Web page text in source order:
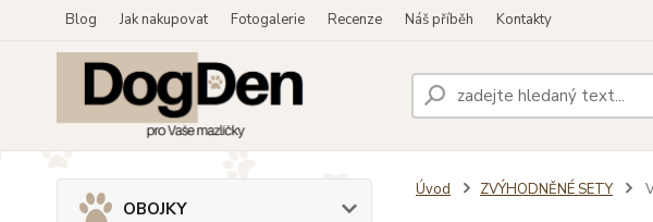
Blog Jak nakupovat Fotogalerie Recenze Náš příběh Kontakty
OBOJKY
Úvod ZVÝHODNĚNÉ SETY